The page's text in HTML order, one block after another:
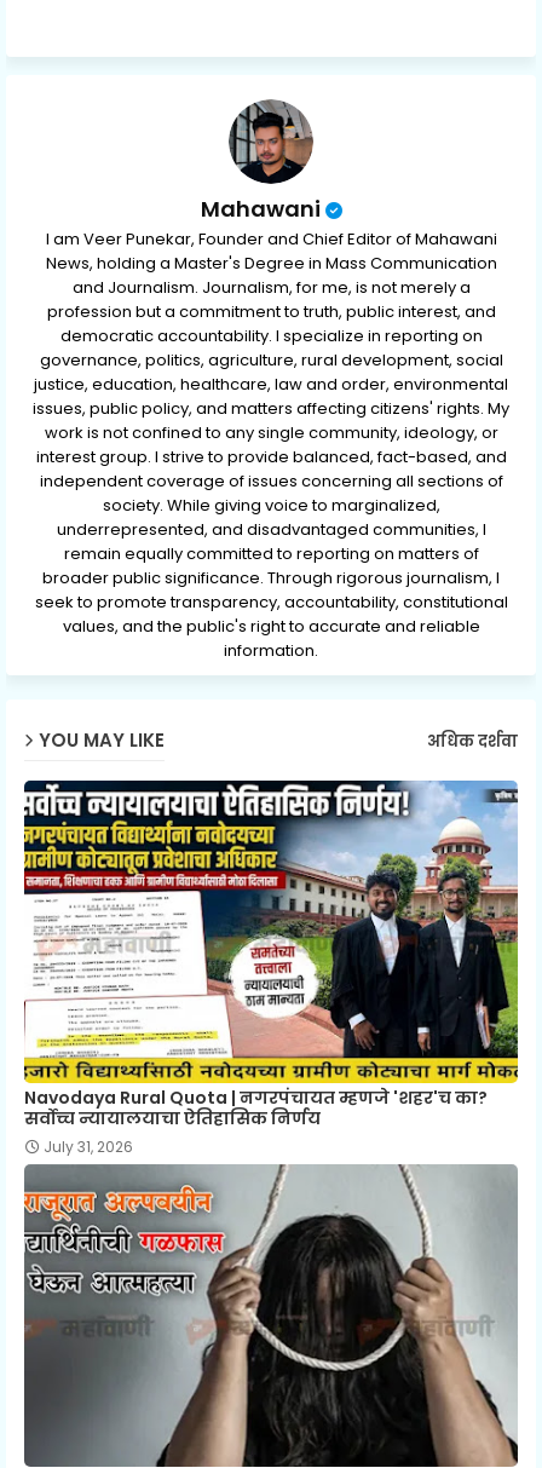
ap
Mahawani
I am Veer Punekar, Founder and Chief Editor of Mahawani
News, holding a Master's Degree in Mass Communication
and Journalism. Journalism, for me, is not merely a
profession but a commitment to truth, public interest, and
democratic accountability. I specialize in reporting on
governance, politics, agriculture, rural development, social
justice, education, healthcare, law and order, environmental
issues, public policy, and matters affecting citizens' rights. My
work is not confined to any single community, ideology, or
interest group. I strive to provide balanced, fact-based, and
independent coverage of issues concerning all sections of
society. While giving voice to marginalized,
underrepresented, and disadvantaged communities, I
remain equally committed to reporting on matters of
broader public significance. Through rigorous journalism, I
seek to promote transparency, accountability, constitutional
values, and the public's right to accurate and reliable
information.
YOU MAY LIKE अधिक दर्शवा
Navodaya Rural Quota | नगरपंचायत म्हणजे 'शहर'च का?
सर्वोच्च न्यायालयाचा ऐतिहासिक निर्णय
July 31, 2026